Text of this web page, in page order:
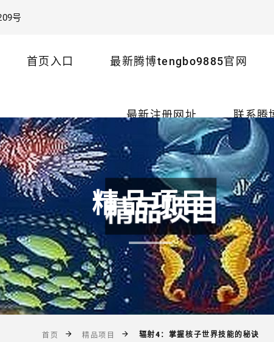
号
首页入口 最新腾博tengbo9885官网
最新注册网址 联系腾
精品项目
首页 精品项目 辐射4：掌握核子世界技能的秘诀